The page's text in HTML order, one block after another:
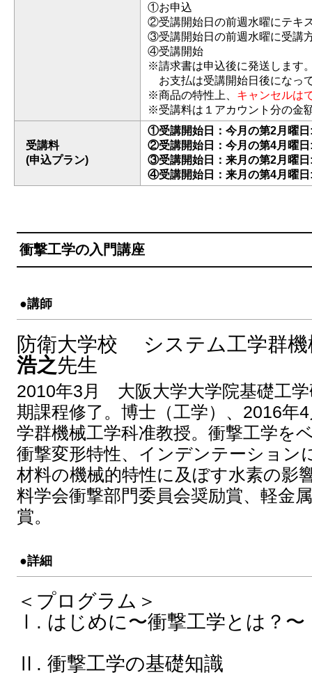
①お申込
②受講開始日の前週水曜にテキ
③受講開始日の前週水曜に受講
④受講開始
※請求書は申込後に発送します
お支払は受講開始日後になっ
※商品の特性上、 キャンセルは
※受講料は１アカウント分の金
受講料
(申込プラン)
①受講開始日：今月の第2月曜日
②受講開始日：今月の第4月曜日
③受講開始日：来月の第2月曜日
④受講開始日：来月の第4月曜日
衝撃工学の入門講座
●講師
防衛大学校 システム工学群機
浩之先生
2010年3月 大阪大学大学院基礎工
期課程修了。博士（工学）、2016
学群機械工学科准教授。衝撃工学を
衝撃変形特性、インデンテーション
材料の機械的特性に及ぼす水素の影
料学会衝撃部門委員会奨励賞、軽金
賞。
●詳細
＜プログラム＞
Ⅰ. はじめに〜衝撃工学とは？〜
Ⅱ. 衝撃工学の基礎知識